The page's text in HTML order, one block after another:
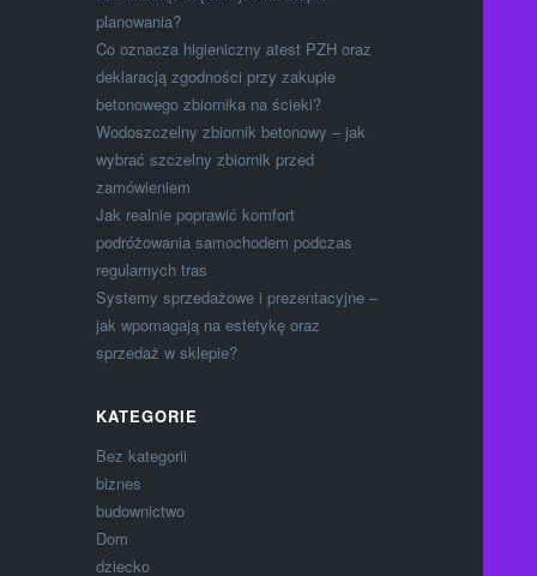
planowania?
Co oznacza higieniczny atest PZH oraz
deklaracją zgodności przy zakupie
betonowego zbiornika na ścieki?
Wodoszczelny zbiornik betonowy – jak
wybrać szczelny zbiornik przed
zamówieniem
Jak realnie poprawić komfort
podróżowania samochodem podczas
regularnych tras
Systemy sprzedażowe i prezentacyjne –
jak wpomagają na estetykę oraz
sprzedaż w sklepie?
KATEGORIE
Bez kategorii
biznes
budownictwo
Dom
dziecko